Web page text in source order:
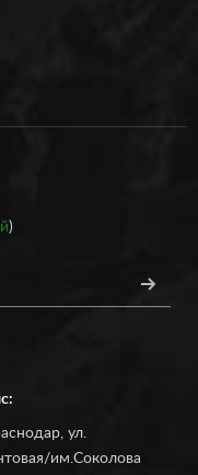
)
ул.
им.Соколова